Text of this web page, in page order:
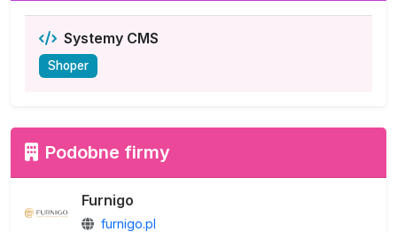
Systemy CMS
Shoper
Podobne firmy
Furnigo
furnigo.pl